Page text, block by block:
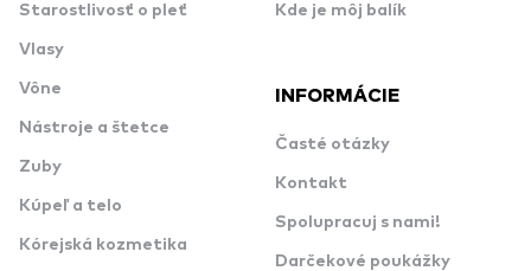
Starostlivosť o pleť
Vlasy
Vône
Nástroje a štetce
Zuby
Kúpeľ a telo
Kórejská kozmetika
Kde je môj balík
INFORMÁCIE
Časté otázky
Kontakt
Spolupracuj s nami!
Darčekové poukážky